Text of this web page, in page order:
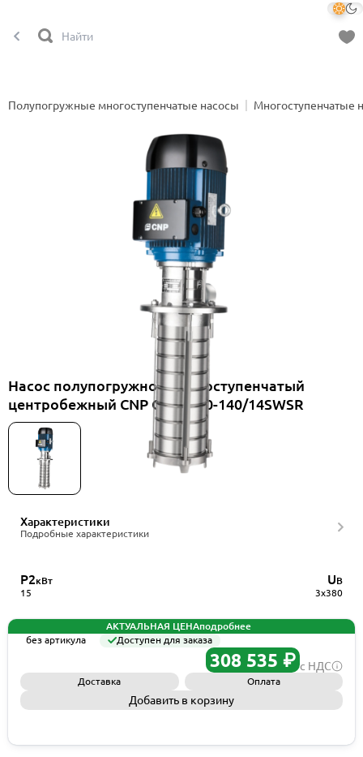
Полупогружные многоступенчатые насосы Многоступенчатые
Насос полупогружной многоступенчатый
центробежный CNP CDLKF20-140/14SWSR
Характеристики
Подробные характеристики
P2кВт
15
UВ
3x380
АКТУАЛЬНАЯ ЦЕНАподробнее
без артикула
Доступен для заказа
308 535 ₽ с НДС
Доставка Оплата
Добавить в корзину